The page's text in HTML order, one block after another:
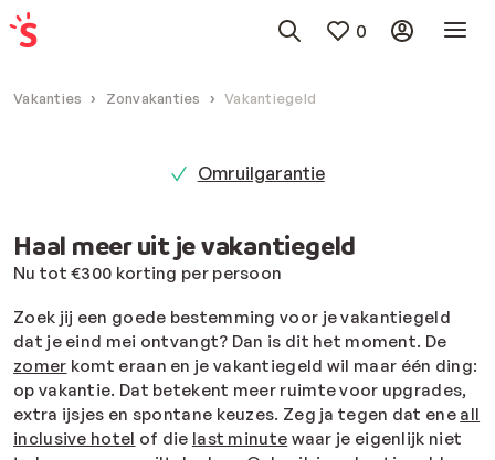
0
Vakanties Zonvakanties Vakantiegeld
Omruilgarantie
Haal meer uit je vakantiegeld
Nu tot €300 korting per persoon
Zoek jij een goede bestemming voor je vakantiegeld
dat je eind mei ontvangt? Dan is dit het moment. De
zomer komt eraan en je vakantiegeld wil maar één ding:
op vakantie. Dat betekent meer ruimte voor upgrades,
extra ijsjes en spontane keuzes. Zeg ja tegen dat ene all
inclusive hotel of die last minute waar je eigenlijk niet